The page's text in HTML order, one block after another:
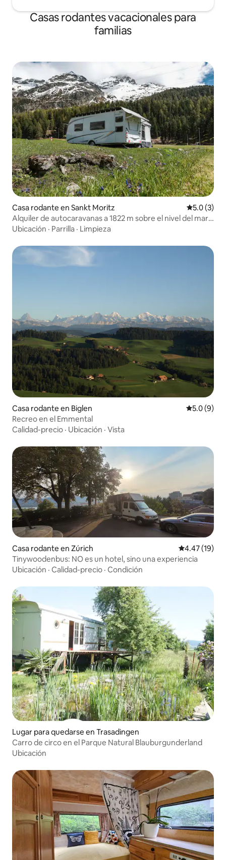
Casas rodantes vacacionales para
familias
Casa rodante en Sankt Moritz
5.0 (3)
Alquiler de autocaravanas a 1822 m sobre el nivel del mar |
Alpes de St. Moritz
Ubicación · Parrilla · Limpieza
Casa rodante en Biglen
5.0 (9)
Recreo en el Emmental
Calidad-precio · Ubicación · Vista
Casa rodante en Zúrich Calificación
4.47 (19)
Tinywoodenbus: NO es un hotel, sino una experiencia
Ubicación · Calidad-precio · Condición
Lugar para quedarse en Trasadingen
Carro de circo en el Parque Natural Blauburgunderland
Ubicación